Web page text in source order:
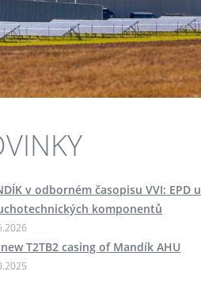
v odborném časopisu VVI: EPD u
komponentů
T2TB2 casing of Mandík AHU